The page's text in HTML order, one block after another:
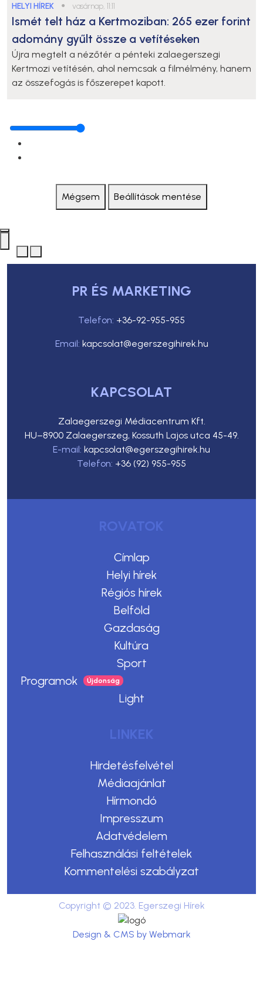
HELYI HÍREK ● vasárnap, 11:11
Ismét telt ház a Kertmoziban: 265 ezer forint
adomány gyűlt össze a vetítéseken
Újra megtelt a nézőtér a pénteki zalaegerszegi
Kertmozi vetítésén, ahol nemcsak a filmélmény, hanem
az összefogás is főszerepet kapott.
Mégsem Beállítások mentése
PR ÉS MARKETING
Telefon: +36-92-955-955
Email: kapcsolat@egerszegihirek.hu
KAPCSOLAT
Zalaegerszegi Médiacentrum Kft.
HU–8900 Zalaegerszeg, Kossuth Lajos utca 45-49.
E-mail: kapcsolat@egerszegihirek.hu
Telefon: +36 (92) 955-955
ROVATOK
Címlap
Helyi hírek
Régiós hírek
Belföld
Gazdaság
Kultúra
Sport
Programok
Light
LINKEK
Hirdetésfelvétel
Médiaajánlat
Hírmondó
Impresszum
Adatvédelem
Felhasználási feltételek
Kommentelési szabályzat
Copyright © 2023. Egerszegi Hírek
Design & CMS by Webmark